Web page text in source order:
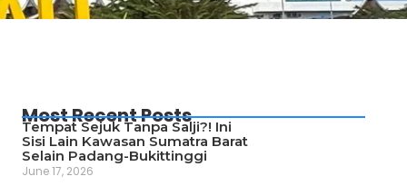
Most Recent Posts
Tempat Sejuk Tanpa Salji?! Ini
Sisi Lain Kawasan Sumatra Barat
Selain Padang-Bukittinggi
June 17, 2026